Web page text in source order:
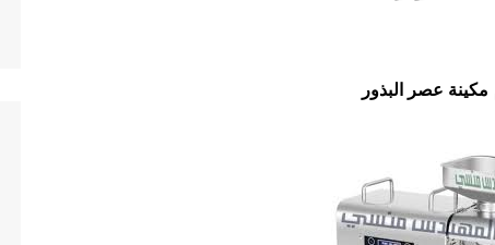
مكينة عصر البذور